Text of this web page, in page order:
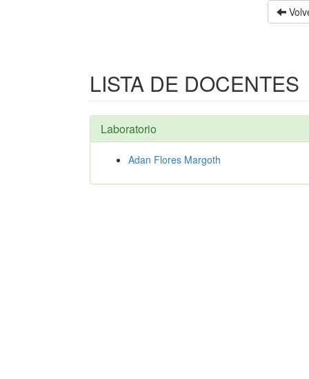
LISTA DE DOCENTES
Laboratorio
Adan Flores Margoth